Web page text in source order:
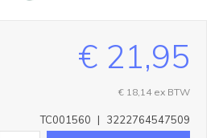
€ 21,95
€ 18,14ex BTW
3222764547509
|
TC001560